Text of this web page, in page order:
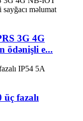
3G 4G
ödənişli e...
fazalı